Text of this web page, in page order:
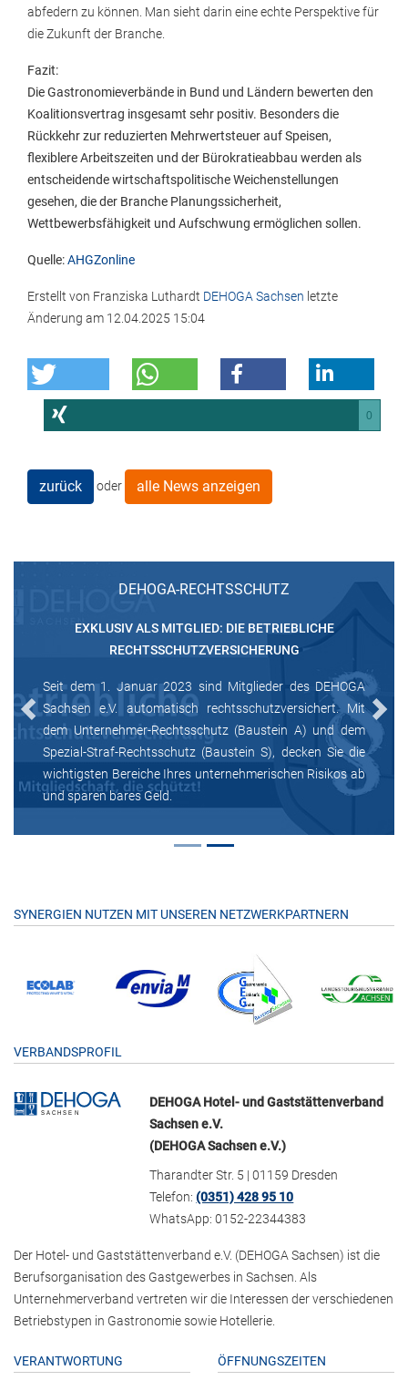
abfedern zu können. Man sieht darin eine echte Perspektive für
die Zukunft der Branche.
Fazit:
Die Gastronomieverbände in Bund und Ländern bewerten den
Koalitionsvertrag insgesamt sehr positiv. Besonders die
Rückkehr zur reduzierten Mehrwertsteuer auf Speisen,
flexiblere Arbeitszeiten und der Bürokratieabbau werden als
entscheidende wirtschaftspolitische Weichenstellungen
gesehen, die der Branche Planungssicherheit,
Wettbewerbsfähigkeit und Aufschwung ermöglichen sollen.
Quelle:AHGZonline
Erstellt von Franziska Luthardt DEHOGA Sachsen letzte
Änderung am 12.04.2025 15:04
0
zurück oder alle News anzeigen
DEHOGA-RECHTSSCHUTZ
EXKLUSIV ALS MITGLIED: DIE BETRIEBLICHE
RECHTSSCHUTZVERSICHERUNG
Seit dem 1. Januar 2023 sind Mitglieder des DEHOGA
Sachsen e.V. automatisch rechtsschutzversichert. Mit
dem Unternehmer-Rechtsschutz (Baustein A) und dem
Spezial-Straf-Rechtsschutz (Baustein S), decken Sie die
wichtigsten Bereiche Ihres unternehmerischen Risikos ab
und sparen bares Geld.
Previous Next
SYNERGIEN NUTZEN MIT UNSEREN NETZWERKPARTNERN
VERBANDSPROFIL
DEHOGA Hotel- und Gaststättenverband
Sachsen e.V.
(DEHOGA Sachsen e.V.)
Tharandter Str. 5 | 01159 Dresden
Telefon:(0351) 428 95 10
WhatsApp: 0152-22344383
Der Hotel- und Gaststättenverband e.V. (DEHOGA Sachsen) ist die
Berufsorganisation des Gastgewerbes in Sachsen. Als
Unternehmerverband vertreten wir die Interessen der verschiedenen
Betriebstypen in Gastronomie sowie Hotellerie.
VERANTWORTUNG ÖFFNUNGSZEITEN